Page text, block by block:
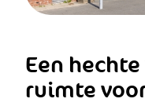
Een
ruimte